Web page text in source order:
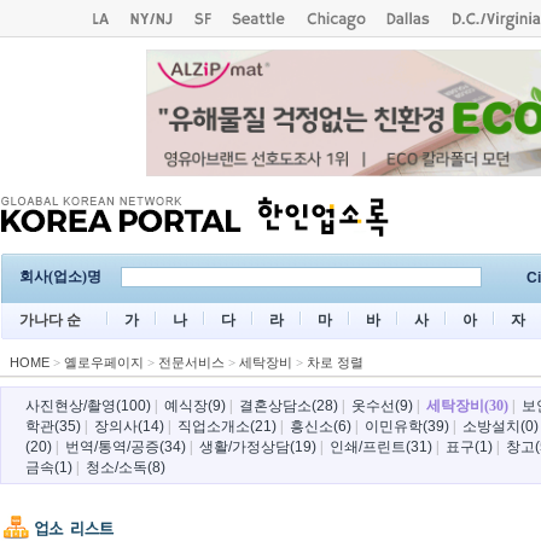
회사(업소)명
가나다 순 가 나 다 라 마 바 사 아 자
HOME > 옐로우페이지 > 전문서비스 > 세탁장비 > 차로 정렬
사진현상/촬영(100) 예식장(9) 결혼상담소(28) 옷수선(9) 세탁장비(30)
보
학관(35)
장의사(14) 직업소개소(21) 흥신소(6) 이민유학(39) 소방설치(0)
(20)
번역/통역/공증(34) 생활/가정상담(19) 인쇄/프린트(31) 표구(1)
창고
금속(1)
청소/소독(8)